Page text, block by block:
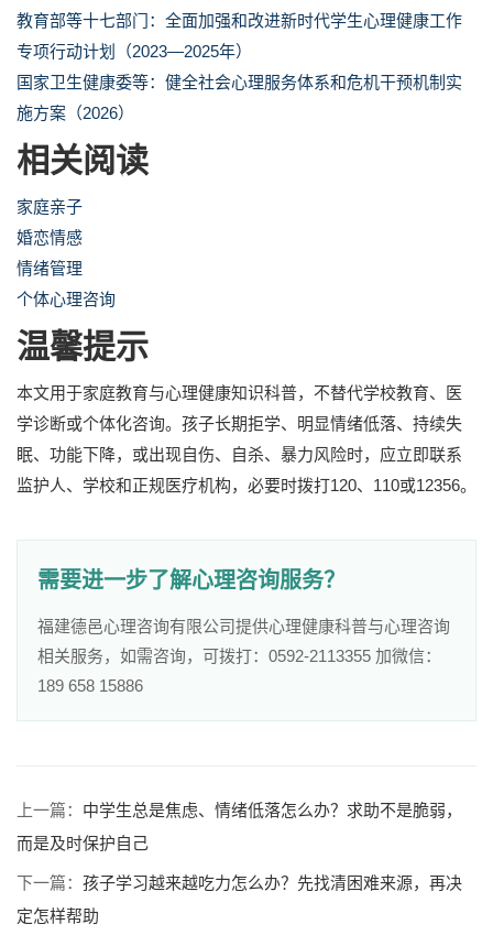
教育部等十七部门：全面加强和改进新时代学生心理健康工作
专项行动计划（2023—2025年）
国家卫生健康委等：健全社会心理服务体系和危机干预机制实
施方案（2026）
相关阅读
家庭亲子
婚恋情感
情绪管理
个体心理咨询
温馨提示
本文用于家庭教育与心理健康知识科普，不替代学校教育、医
学诊断或个体化咨询。孩子长期拒学、明显情绪低落、持续失
眠、功能下降，或出现自伤、自杀、暴力风险时，应立即联系
监护人、学校和正规医疗机构，必要时拨打120、110或12356。
需要进一步了解心理咨询服务？
福建德邑心理咨询有限公司提供心理健康科普与心理咨询
相关服务，如需咨询，可拨打：0592-2113355 加微信：
189 658 15886
上一篇： 中学生总是焦虑、情绪低落怎么办？求助不是脆弱，
而是及时保护自己
下一篇： 孩子学习越来越吃力怎么办？先找清困难来源，再决
定怎样帮助